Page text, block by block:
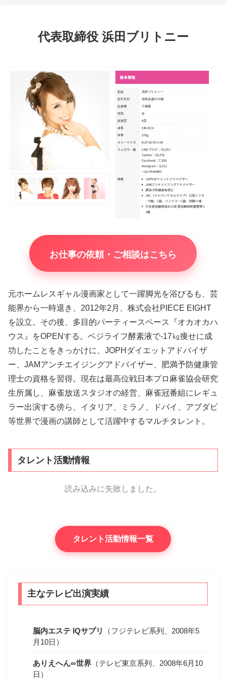
代表取締役 浜田ブリトニー
お仕事の依頼・ご相談はこちら
元ホームレスギャル漫画家として一躍脚光を浴びるも、芸
能界から一時退き、2012年2月、株式会社PIECE EIGHT
を設立。その後、多目的パーティースペース『オカオカハ
ウス』をOPENする。ベジライフ酵素液で-17㎏痩せに成
功したことをきっかけに、JOPHダイエットアドバイザ
ー、JAMアンチエイジングアドバイザー、肥満予防健康管
理士の資格を習得。現在は最高位戦日本プロ麻雀協会研究
生所属し、麻雀放送スタジオの経営、麻雀冠番組にレギュ
ラー出演する傍ら、イタリア、ミラノ、ドバイ、アブダビ
等世界で漫画の講師として活躍中するマルチタレント。
タレント活動情報
読み込みに失敗しました。
タレント活動情報一覧
主なテレビ出演実績
脳内エステ IQサプリ
（フジテレビ系列、2008年5
月10日）
ありえへん∞世界 （テレビ東京系列、2008年6月10
日）